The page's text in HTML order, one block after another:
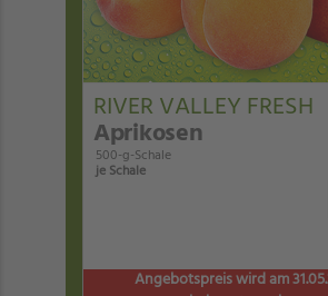
RIVER VALLEY FRESH
Aprikosen
500-g-Schale
je Schale
Angebotspreis wird am